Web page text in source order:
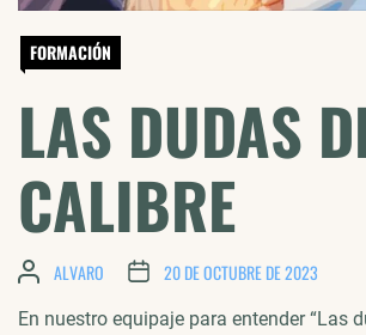
FORMACIÓN
LAS DUDAS
CALIBRE
ALVARO 20 DE OCTUBRE DE 2023
En nuestro equipaje para entender “Las